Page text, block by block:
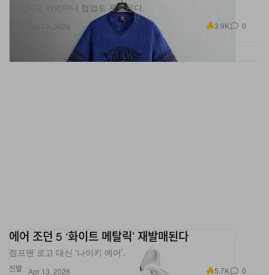
패션
조르지오 아르마니 협업도 포함된다.
Apr 13, 2026 3.9K 0
신발
에어 조던 5 ‘화이트 메탈릭’ 재발매된다
점프맨 로고 대신 ‘나이키 에어’.
Apr 13, 2026 5.7K 0